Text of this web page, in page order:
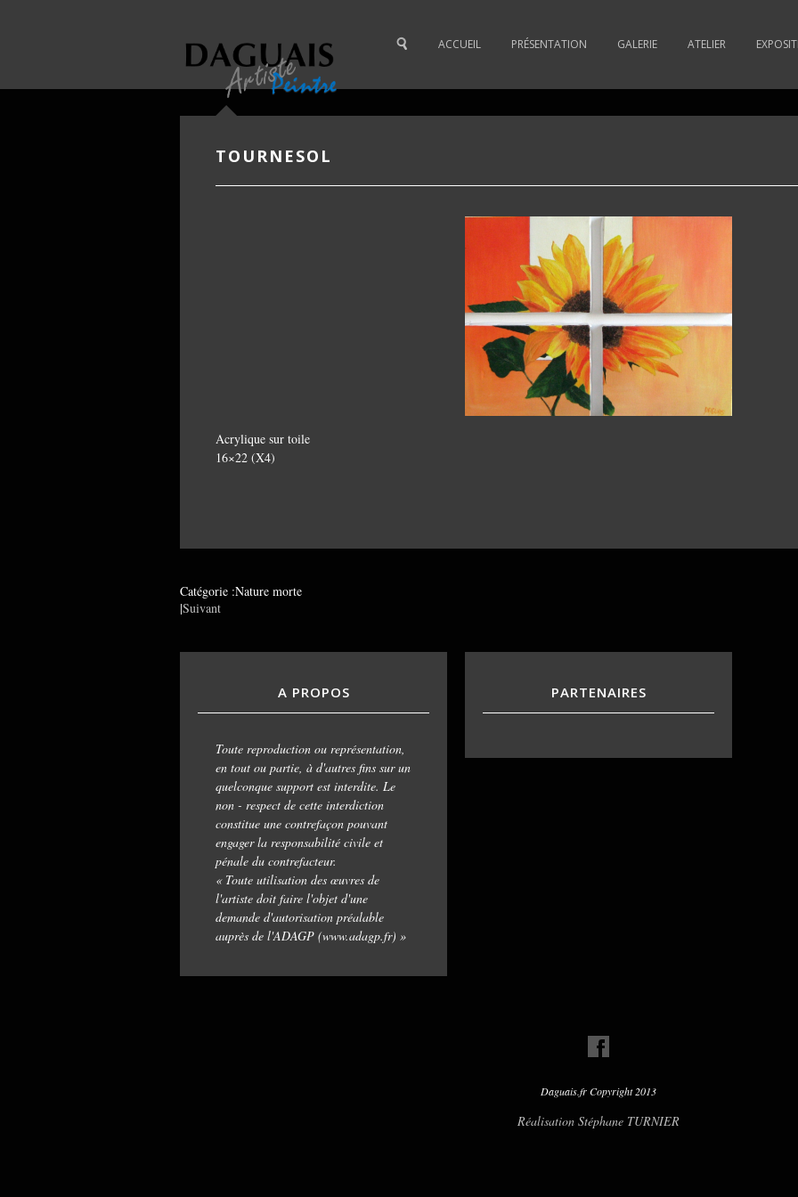
ACCUEIL PRÉSENTATION GALERIE ATELIER
TOURNESOL
Acrylique sur toile
16×22 (X4)
Catégorie :Nature morte
|Suivant
A PROPOS
Toute reproduction ou représentation,
en tout ou partie, à d'autres fins sur un
quelconque support est interdite. Le
non - respect de cette interdiction
constitue une contrefaçon pouvant
engager la responsabilité civile et
pénale du contrefacteur.
« Toute utilisation des œuvres de
l'artiste doit faire l'objet d'une
demande d'autorisation préalable
auprès de l'ADAGP (www.adagp.fr) »
PARTENAIRES
Daguais.fr Copyright 2013
Réalisation Stéphane TURNIER